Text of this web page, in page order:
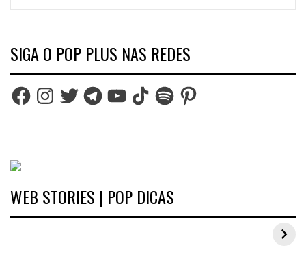
SIGA O POP PLUS NAS REDES
FacebookInstagram
TwitterTelegramYouTubeTikTokSpotifyPinterest
WEB STORIES | POP DICAS
Inspirações de looks plus size para o carnaval